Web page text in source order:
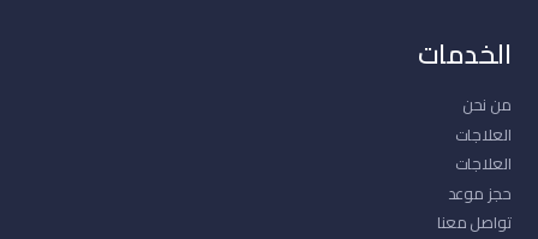
الخدمات
من نحن
العلاجات
العلاجات
حجز موعد
تواصل معنا